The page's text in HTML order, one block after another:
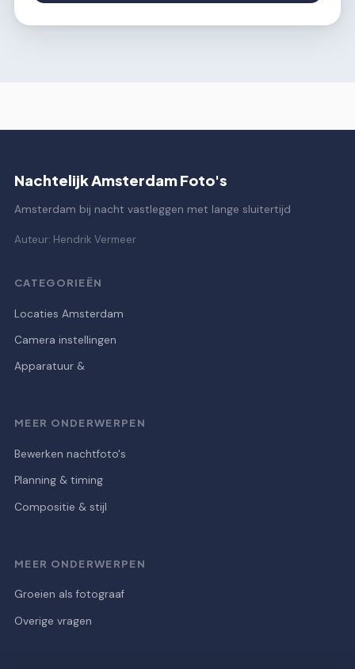
Nachtelijk Amsterdam Foto's
Amsterdam bij nacht vastleggen met lange sluitertijd
Auteur: Hendrik Vermeer
CATEGORIEËN
Locaties Amsterdam
Camera instellingen
Apparatuur &
MEER ONDERWERPEN
Bewerken nachtfoto's
Planning & timing
Compositie & stijl
MEER ONDERWERPEN
Groeien als fotograaf
Overige vragen